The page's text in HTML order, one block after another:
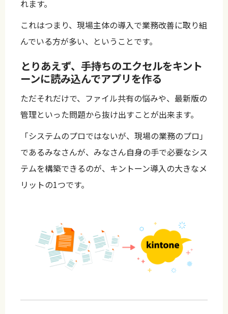
れます。
これはつまり、現場主体の導入で業務改善に取り組
んでいる方が多い、ということです。
とりあえず、手持ちのエクセルをキント
ーンに読み込んでアプリを作る
ただそれだけで、ファイル共有の悩みや、最新版の
管理といった問題から抜け出すことが出来ます。
「システムのプロではないが、現場の業務のプロ」
であるみなさんが、みなさん自身の手で必要なシス
テムを構築できるのが、キントーン導入の大きなメ
リットの1つです。